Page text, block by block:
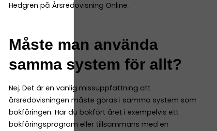
Hedgren på Årsredovisning Online.
Måste man använda
samma system för allt?
Nej. Det är en vanlig missuppfattning att
årsredovisningen måste göras i samma system som
bokföringen. Har du bokfört året i exempelvis ett
bokföringsprogram eller tillsammans med en